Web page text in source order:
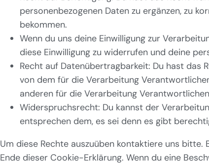
personenbezogenen Daten zu ergänzen, zu
bekommen.
Wenn du uns deine Einwilligung zur
diese Einwilligung zu widerrufen und deine
Recht auf Datenübertragbarkeit: Du hast das
von dem für die Verarbeitung
anderen für die Verarbeitung
Widerspruchsrecht: Du kannst der
entsprechen dem, es sei denn es gibt
Um diese Rechte auszuüben kontaktiere uns
Ende dieser Cookie-Erklärung. Wenn du eine